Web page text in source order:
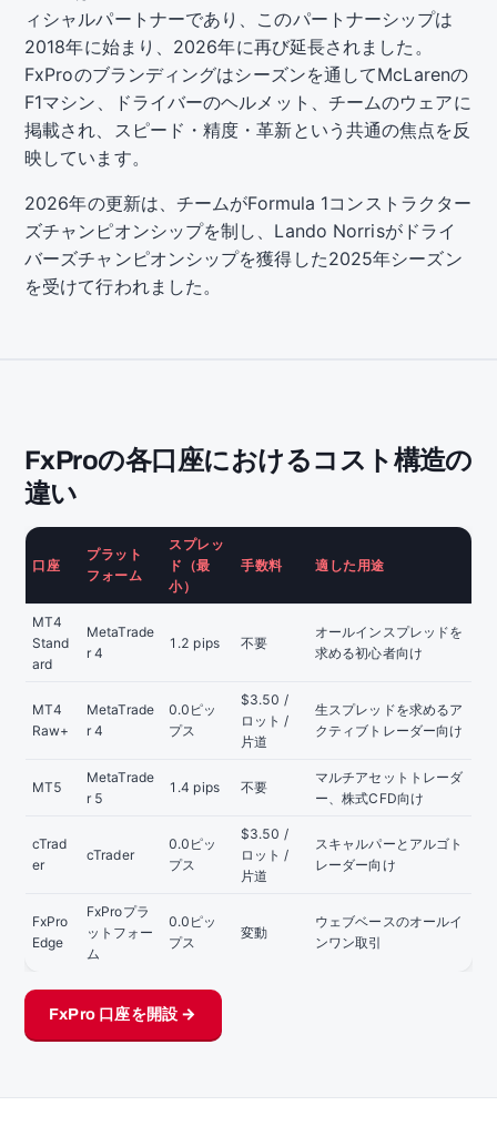
ィシャルパートナーであり、このパートナーシップは
2018年に始まり、2026年に再び延長されました。
FxProのブランディングはシーズンを通してMcLarenの
F1マシン、ドライバーのヘルメット、チームのウェアに
掲載され、スピード・精度・革新という共通の焦点を反
映しています。
2026年の更新は、チームがFormula 1コンストラクター
ズチャンピオンシップを制し、Lando Norrisがドライ
バーズチャンピオンシップを獲得した2025年シーズン
を受けて行われました。
FxProの各口座におけるコスト構造の
違い
口座
プラット
フォーム
スプレッ
ド（最
小）
手数料 適した用途
MT4
Stand
ard
MetaTrade
r 4
1.2 pips 不要
オールインスプレッドを
求める初心者向け
MT4
Raw+
MetaTrade
r 4
0.0ピッ
プス
$3.50 /
ロット /
片道
生スプレッドを求めるア
クティブトレーダー向け
MT5
MetaTrade
r 5
1.4 pips 不要
マルチアセットトレーダ
ー、株式CFD向け
cTrad
er
cTrader
0.0ピッ
プス
$3.50 /
ロット /
片道
スキャルパーとアルゴト
レーダー向け
FxPro
Edge
FxProプラ
ットフォー
ム
0.0ピッ
プス
変動
ウェブベースのオールイ
ンワン取引
FxPro 口座を開設 →